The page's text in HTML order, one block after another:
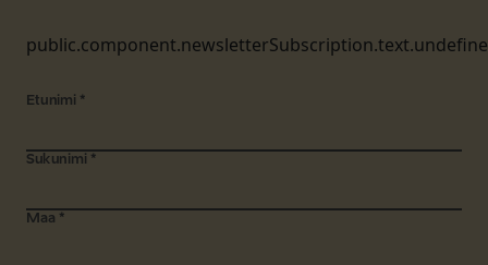
Etunimi *
Sukunimi *
Maa *